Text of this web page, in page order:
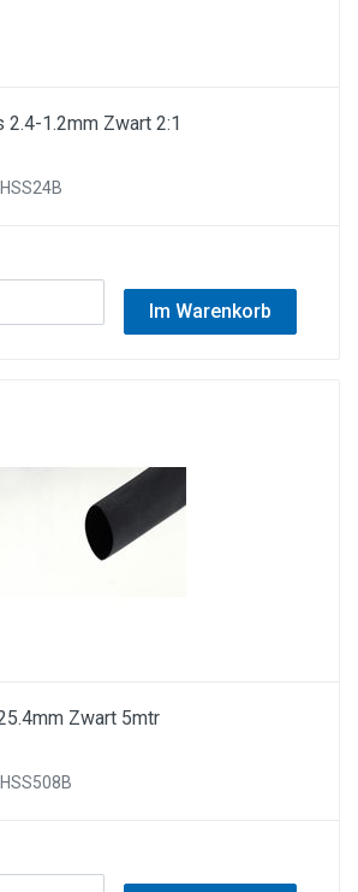
2.4-1.2mm Zwart 2:1
Im Warenkorb
Zwart 5mtr